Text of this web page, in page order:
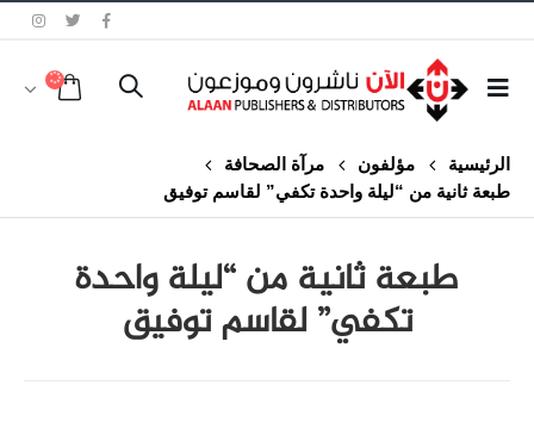
الرئيسية مؤلفون
مرآة الصحافة
طبعة ثانية من “ليلة واحدة تكفي” لقاسم توفيق
طبعة ثانية من “ليلة واحدة
تكفي” لقاسم توفيق